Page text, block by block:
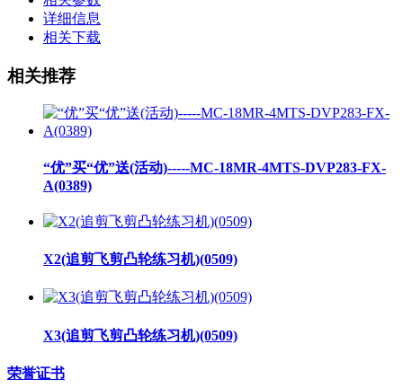
详细信息
相关下载
相关推荐
“优”买“优”送(活动)-----MC-18MR-4MTS-DVP283-FX-
A(0389)
X2(追剪飞剪凸轮练习机)(0509)
X3(追剪飞剪凸轮练习机)(0509)
荣誉证书